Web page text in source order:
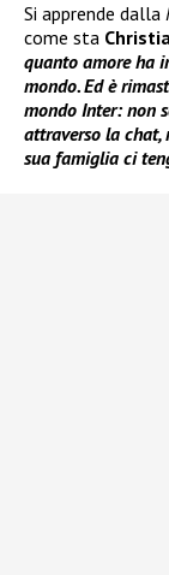
Si apprende dalla
come sta
quanto amore ha
mondo. Ed è
mondo Inter: non
attraverso la chat,
sua famiglia ci